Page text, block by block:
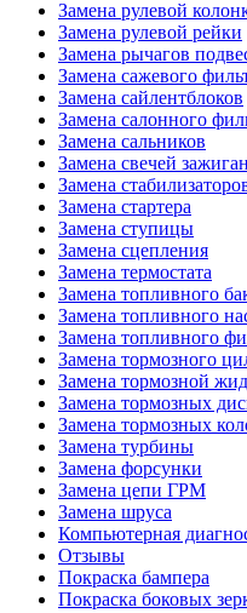
Замена рулевой
Замена рулевой рейки
Замена рычагов
Замена сажевого
Замена сайлентблоков
Замена салонного
Замена сальников
Замена свечей
Замена
Замена стартера
Замена ступицы
Замена сцепления
Замена термостата
Замена топливного
Замена топливного
Замена топливного
Замена тормозного
Замена тормозной
Замена тормозных
Замена тормозных
Замена турбины
Замена форсунки
Замена цепи ГРМ
Замена шруса
Компьютерная
Отзывы
Покраска бампера
Покраска боковых